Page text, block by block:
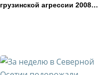
грузинской агрессии 2008